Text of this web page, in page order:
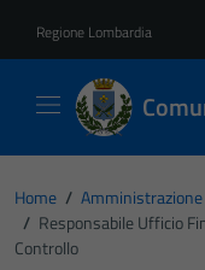
Regione Lombardia
Home / Amministrazione
/ Responsabile Ufficio
Controllo